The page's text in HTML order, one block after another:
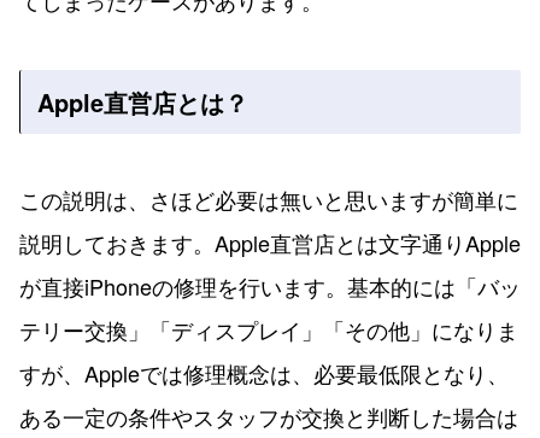
Apple直営店とは？
この説明は、さほど必要は無いと思いますが簡単に
説明しておきます。Apple直営店とは文字通りApple
が直接iPhoneの修理を行います。基本的には「バッ
テリー交換」「ディスプレイ」「その他」になりま
すが、Appleでは修理概念は、必要最低限となり、
ある一定の条件やスタッフが交換と判断した場合は